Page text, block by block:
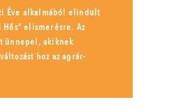
Éve alkalmából elindult
Hős” elismerésre. Az
ünnepel, akiknek
hoz az agrár-